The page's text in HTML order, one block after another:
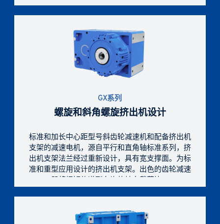
GX系列
螺旋和斜角螺旋挤出机设计
标准和加长中心距型号斜齿轮减速机和配备挤出机
支架的减速电机，源自平行和直角轴标准系列，挤
出机支架法兰经过重新设计，具有宽支撑面。为标
准和重型应用设计的挤出机支架。出色的齿轮减速
器将扭矩传递到允许的轴向载荷比。